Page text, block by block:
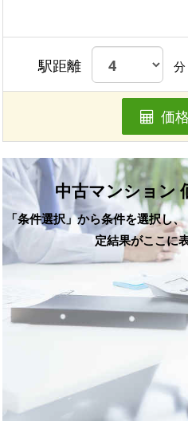
駅距離 分
価
中古マンション
「条件選択」から条件を選択し
定結果がここに